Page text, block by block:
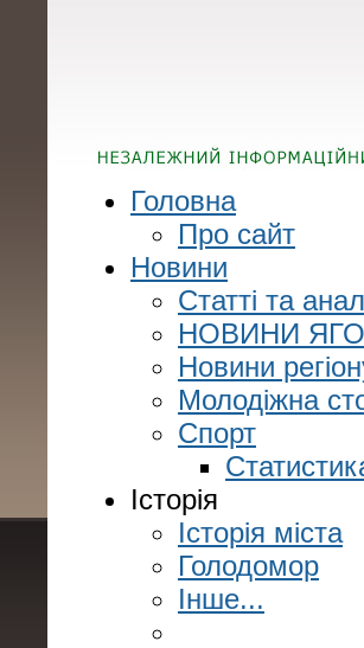
Головна
Про сайт
Новини
Статті та
НОВИНИ
Новини
Молодіжна
Спорт
Історія
Історія міста
Голодомор
Інше...